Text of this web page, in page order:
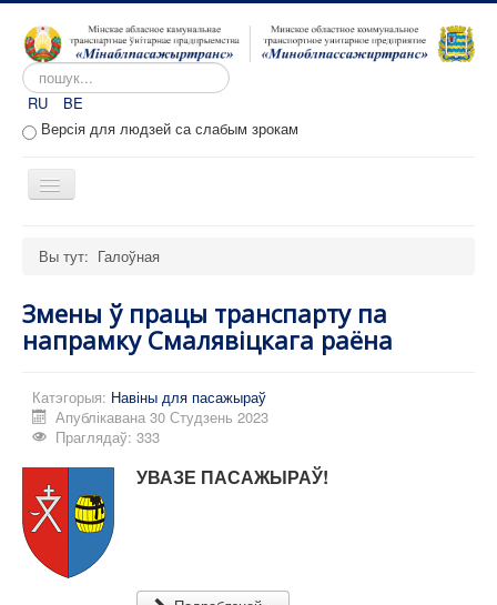
Пошук...
RU
BE
Версія для людзей са слабым зрокам
Toggle
Вакансіі
Звароты
Адміністратыўныя працэдуры
Расклад руху
Партал перавозчыкаў
Карта сайта
Вы тут: Галоўная
Змены ў працы транспарту па
напрамку Смалявіцкага раёна
Катэгорыя: Навіны для пасажыраў
Апублікавана 30 Студзень 2023
Праглядаў: 333
УВАЗЕ ПАСАЖЫРАЎ!